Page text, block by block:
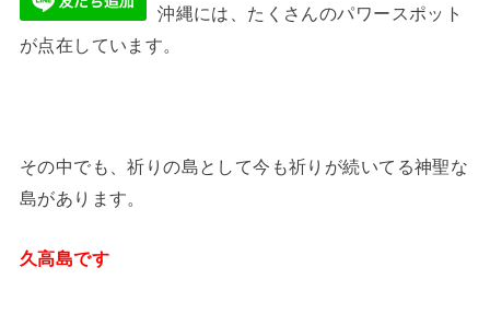
沖縄には、たくさんのパワースポット
が点在しています。
その中でも、祈りの島として今も祈りが続いてる神聖な
島があります。
久高島です